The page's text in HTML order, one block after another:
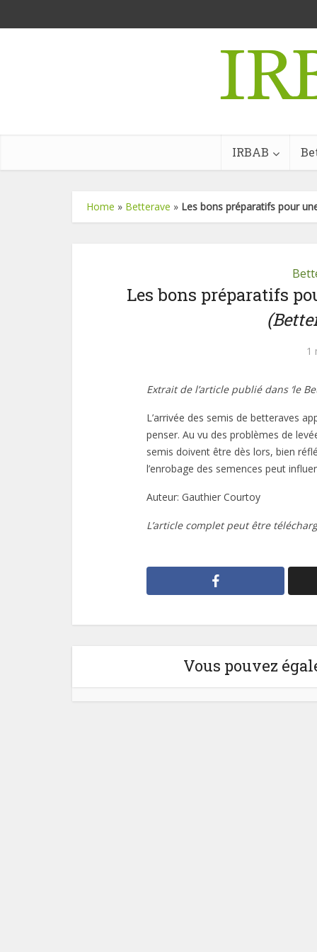
IRBAB
Home » Betterave » Les bons préparatifs pour
Les bons préparatifs
1
Extrait de l’article publié dans ‘le
L’arrivée des semis de betteraves
penser. Au vu des problèmes de
semis doivent être dès lors, bien
l’enrobage des semences peut
Auteur: Gauthier Courtoy
L’article complet peut être
Vous pouvez